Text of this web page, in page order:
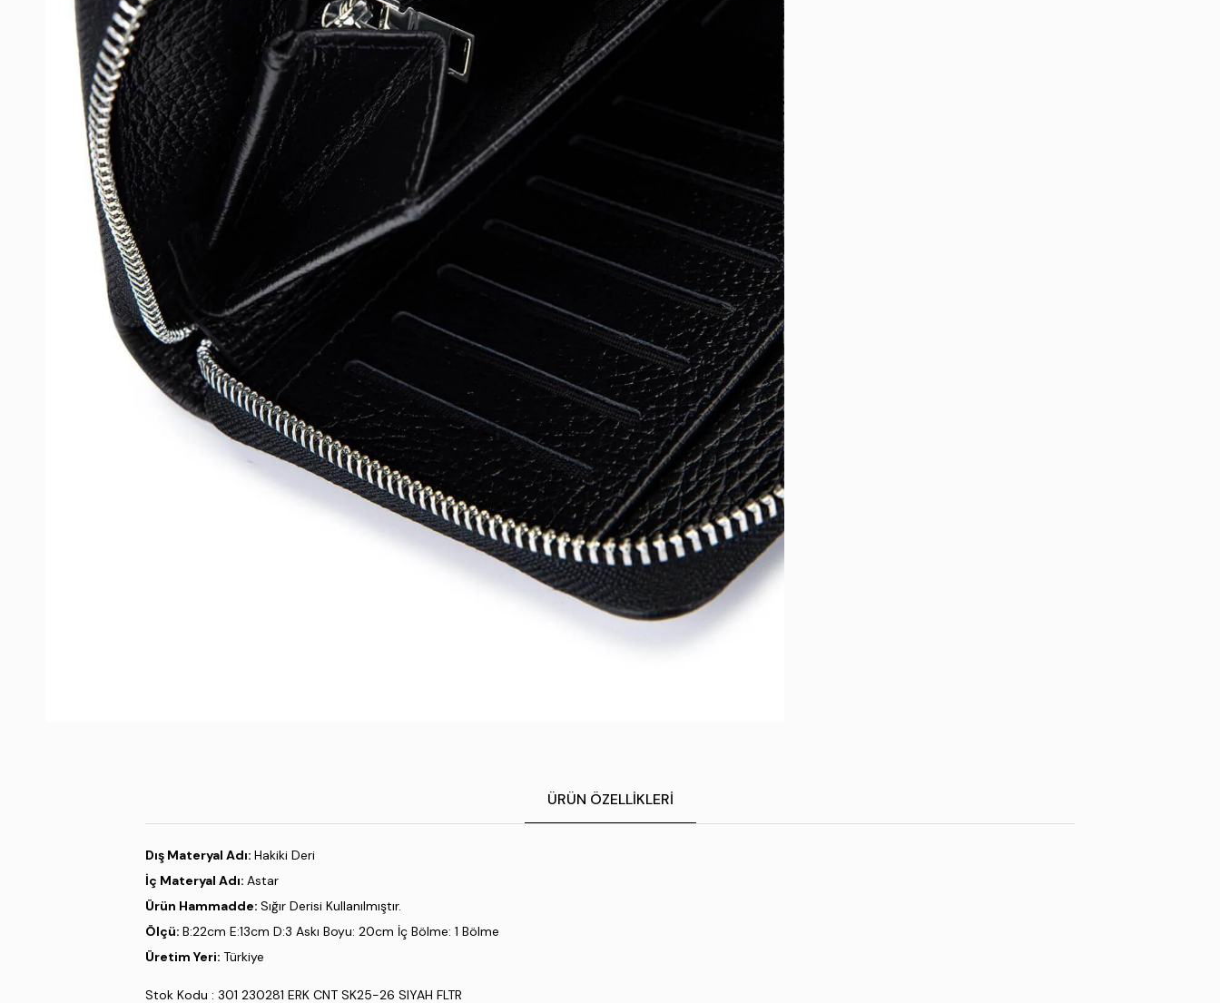
ÜRÜN ÖZELLIKLERI
Dış Materyal Adı: Hakiki Deri
İç Materyal Adı: Astar
Ürün Hammadde: Sığır Derisi Kullanılmıştır.
Ölçü: B:22cm E:13cm D:3 Askı Boyu: 20cm İç Bölme: 1 Bölme
Üretim Yeri: Türkiye
Stok Kodu : 301 230281 ERK CNT SK25-26 SIYAH FLTR